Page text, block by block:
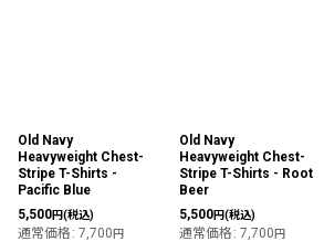
Old Navy
Heavyweight Chest-
Stripe T-Shirts -
Pacific Blue
5,500円(税込)
通常価格 : 7,700 円
Old Navy
Heavyweight Chest-
Stripe T-Shirts - Root
Beer
5,500円(税込)
通常価格 : 7,700 円